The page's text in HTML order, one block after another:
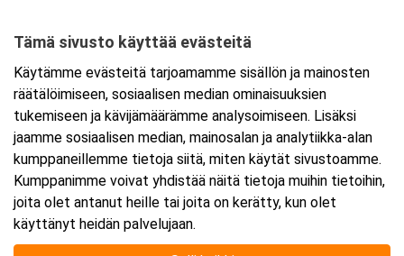
Ajankohta
Alkaa:18.9.2025 08:30
Päättyy:19.9.2025 15:30
Lisää tapahtuma kalenteriisi
Tämä sivusto käyttää evästeitä
Käytämme evästeitä tarjoamamme sisällön ja mainosten
räätälöimiseen, sosiaalisen median ominaisuuksien
tukemiseen ja kävijämäärämme analysoimiseen. Lisäksi
jaamme sosiaalisen median, mainosalan ja analytiikka-alan
kumppaneillemme tietoja siitä, miten käytät sivustoamme.
Kumppanimme voivat yhdistää näitä tietoja muihin tietoihin,
joita olet antanut heille tai joita on kerätty, kun olet
käyttänyt heidän palvelujaan.